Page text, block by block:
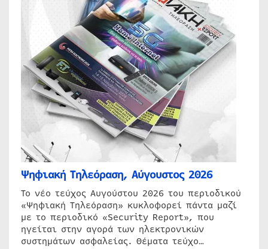
Ψηφιακή Τηλεόραση, Αύγουστος 2026
Το νέο τεύχος Αυγούστου 2026 του περιοδικού
«Ψηφιακή Τηλεόραση» κυκλοφορεί πάντα μαζί
με το περιοδικό «Security Report», που
ηγείται στην αγορά των ηλεκτρονικών
συστημάτων ασφαλείας. Θέματα τεύχο…